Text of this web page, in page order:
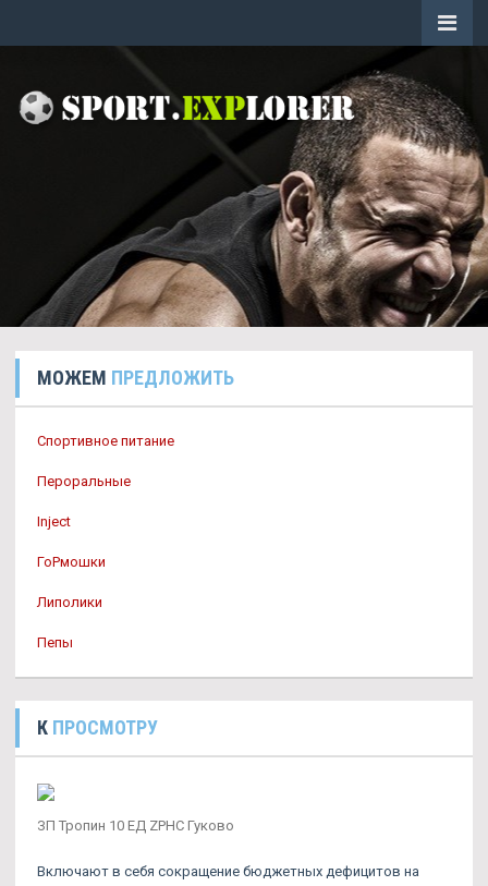
МОЖЕМ ПРЕДЛОЖИТЬ
Спортивное питание
Пероральные
Inject
ГоРмошки
Липолики
Пепы
К ПРОСМОТРУ
ЗП Тропин 10 ЕД ZPHC Гуково
Включают в себя сокращение бюджетных дефицитов на